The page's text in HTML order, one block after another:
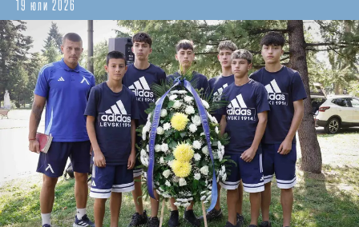
19 юли 2026